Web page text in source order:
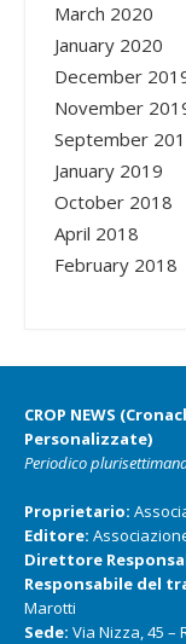
March 2020
January 2020
December
November
September
January 2019
October 2018
April 2018
February 2018
CROP NEWS
Personalizzate)
Periodico
Proprietario:
Editore:
Direttore
Responsabile del
Marotti
Sede: Via Nizza, 45 –